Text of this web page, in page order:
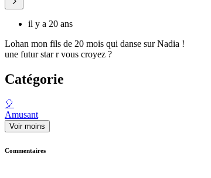
il y a 20 ans
Lohan mon fils de 20 mois qui danse sur Nadia !
une futur star r vous croyez ?
Catégorie
🎈
Amusant
Voir moins
Commentaires